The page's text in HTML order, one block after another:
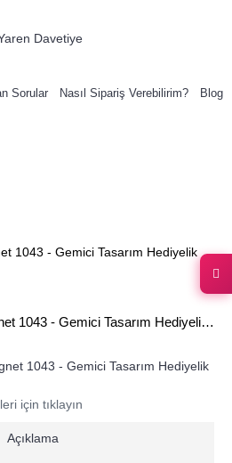
Sorular Nasıl Sipariş Verebilirim? Blog
1043 - Gemici Tasarım Hediyelik
Dikdörtgen Açacaklı Magnet 1043 - Gemici Tasarım Hediyelik Magnet
için tıklayın
Açıklama